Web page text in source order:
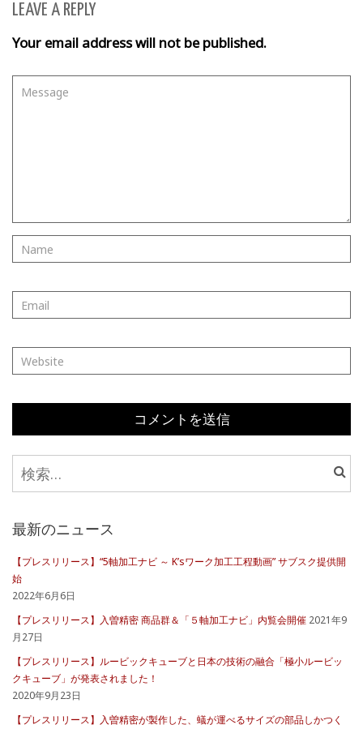
LEAVE A REPLY
Your email address will not be published.
検
索:
最新のニュース
【プレスリリース】“5軸加工ナビ ～ K’sワーク加工工程動画” サブスク提供開
始
2022年6月6日
【プレスリリース】入曽精密 商品群＆「５軸加工ナビ」内覧会開催 2021年9
月27日
【プレスリリース】ルービックキューブと日本の技術の融合「極小ルービッ
クキューブ」が発表されました！
2020年9月23日
【プレスリリース】入曽精密が製作した、蟻が運べるサイズの部品しかつく